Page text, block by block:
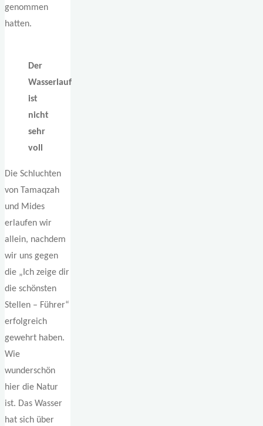
genommen
hatten.
Der
Wasserlauf
ist
nicht
sehr
voll
Die Schluchten
von Tamaqzah
und Mides
erlaufen wir
allein, nachdem
wir uns gegen
die „Ich zeige dir
die schönsten
Stellen – Führer“
erfolgreich
gewehrt haben.
Wie
wunderschön
hier die Natur
ist. Das Wasser
hat sich über